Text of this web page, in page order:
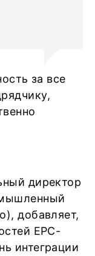
за все
директор
добавляет,
ЕРС-
интеграции